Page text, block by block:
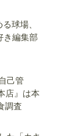
球場、
き編集部
己管
店』は本
調査